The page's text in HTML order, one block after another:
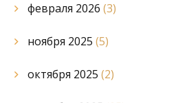
февраля 2026 (3)
ноября 2025 (5)
октября 2025 (2)